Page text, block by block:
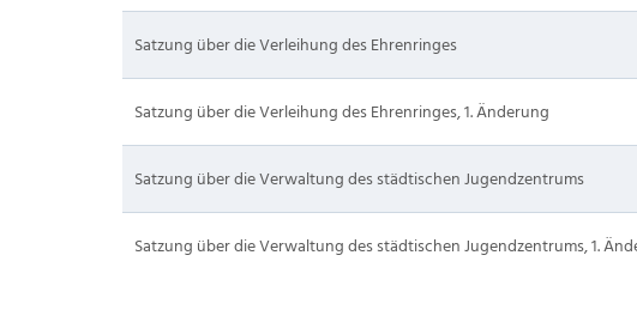
Satzung über die Verleihung des Ehrenringes
Satzung über die Verleihung des Ehrenringes, 1. Änderung
Satzung über die Verwaltung des städtischen Jugendzentrums
Satzung über die Verwaltung des städtischen Jugendzentrums, 1.